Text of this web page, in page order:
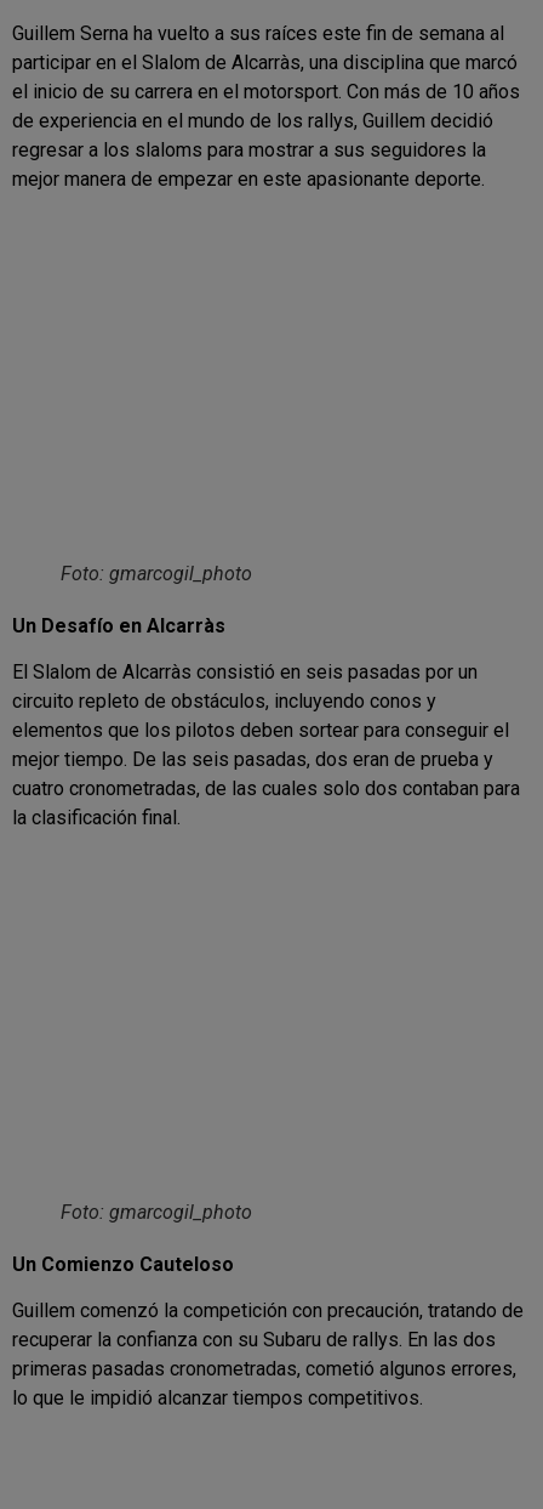
Guillem Serna ha vuelto a sus raíces este fin de semana al
participar en el Slalom de Alcarràs, una disciplina que marcó
el inicio de su carrera en el motorsport. Con más de 10 años
de experiencia en el mundo de los rallys, Guillem decidió
regresar a los slaloms para mostrar a sus seguidores la
mejor manera de empezar en este apasionante deporte.
Foto: gmarcogil_photo
Un Desafío en Alcarràs
El Slalom de Alcarràs consistió en seis pasadas por un
circuito repleto de obstáculos, incluyendo conos y
elementos que los pilotos deben sortear para conseguir el
mejor tiempo. De las seis pasadas, dos eran de prueba y
cuatro cronometradas, de las cuales solo dos contaban para
la clasificación final.
Foto: gmarcogil_photo
Un Comienzo Cauteloso
Guillem comenzó la competición con precaución, tratando de
recuperar la confianza con su Subaru de rallys. En las dos
primeras pasadas cronometradas, cometió algunos errores,
lo que le impidió alcanzar tiempos competitivos.